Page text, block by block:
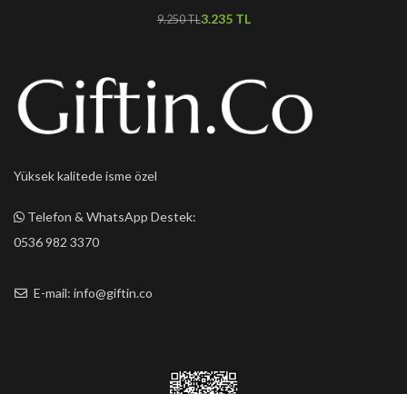
9.250TL3.235 TL
Yüksek kalitede isme özel
Telefon & WhatsApp Destek:
0536 982 3370
E-mail: info@giftin.co